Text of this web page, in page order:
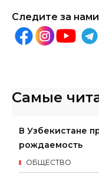
Следите за
Самые
В Узбекистане
рождаемость
ОБЩЕСТВО